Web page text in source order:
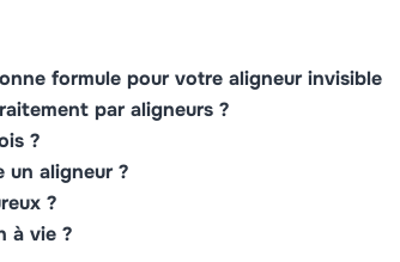
formule pour votre aligneur invisible
par aligneurs ?
?
un aligneur ?
?
à vie ?